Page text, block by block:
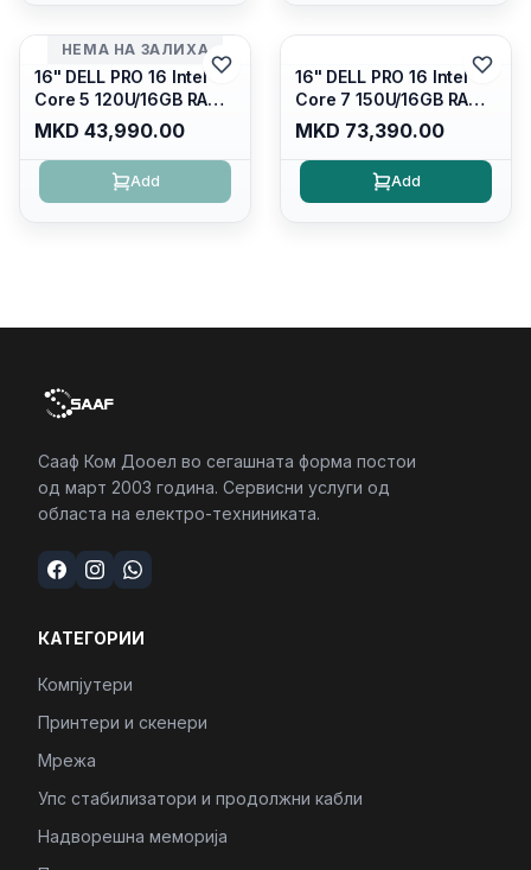
4/RJ45/PB14250
НЕМА НА ЗАЛИХА
16" DELL PRO 16 Intel
Core 5 120U/16GB RAM
DDR5 5600mhz/ 512 GB
SSD M.2 Nvme/fullhd+
(16:10) Ips/bt/backlit
Kb/thunderbolt
MKD 43,990.00
Add
16" DELL PRO 16 Intel
Core 7 150U/16GB RAM
DDR5 5600mhz/ 512 GB
SSD M.2 Nvme
(2230)/FULLHD+ (16:10)
Ips/bt/backlit
MKD 73,390.00
Add
Сааф Ком Дооел во сегашната форма постои
од март 2003 година. Сервисни услуги од
областа на електро-техниниката.
КАТЕГОРИИ
Компјутери
Принтери и скенери
Мрежа
Упс стабилизатори и продолжни кабли
Надворешна меморија